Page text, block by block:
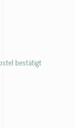
bestätigt